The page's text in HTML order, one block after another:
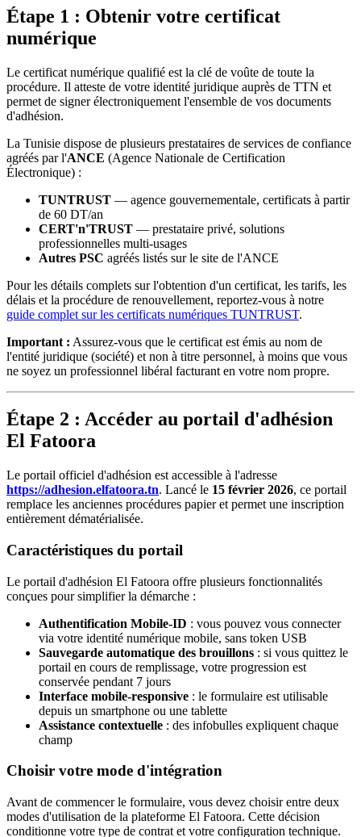
Étape 1 : Obtenir votre certificat
numérique
Le certificat numérique qualifié est la clé de voûte de toute la
procédure. Il atteste de votre identité juridique auprès de TTN et
permet de signer électroniquement l'ensemble de vos documents
d'adhésion.
La Tunisie dispose de plusieurs prestataires de services de confiance
agréés par l'ANCE (Agence Nationale de Certification
Électronique) :
TUNTRUST — agence gouvernementale, certificats à partir
de 60 DT/an
CERT'n'TRUST — prestataire privé, solutions
professionnelles multi-usages
Autres PSC agréés listés sur le site de l'ANCE
Pour les détails complets sur l'obtention d'un certificat, les tarifs, les
délais et la procédure de renouvellement, reportez-vous à notre
guide complet sur les certificats numériques TUNTRUST.
Important : Assurez-vous que le certificat est émis au nom de
l'entité juridique (société) et non à titre personnel, à moins que vous
ne soyez un professionnel libéral facturant en votre nom propre.
Étape 2 : Accéder au portail d'adhésion
El Fatoora
Le portail officiel d'adhésion est accessible à l'adresse
https://adhesion.elfatoora.tn. Lancé le 15 février 2026, ce portail
remplace les anciennes procédures papier et permet une inscription
entièrement dématérialisée.
Caractéristiques du portail
Le portail d'adhésion El Fatoora offre plusieurs fonctionnalités
conçues pour simplifier la démarche :
Authentification Mobile-ID : vous pouvez vous connecter
via votre identité numérique mobile, sans token USB
Sauvegarde automatique des brouillons : si vous quittez le
portail en cours de remplissage, votre progression est
conservée pendant 7 jours
Interface mobile-responsive : le formulaire est utilisable
depuis un smartphone ou une tablette
Assistance contextuelle : des infobulles expliquent chaque
champ
Choisir votre mode d'intégration
Avant de commencer le formulaire, vous devez choisir entre deux
modes d'utilisation de la plateforme El Fatoora. Cette décision
conditionne votre type de contrat et votre configuration technique.